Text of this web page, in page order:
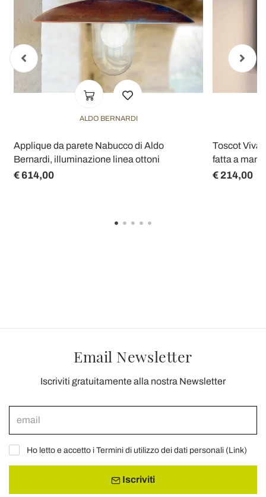
ALDO BERNARDI
Applique da parete Nabucco di Aldo
Bernardi, illuminazione linea ottoni
€ 614,00
Toscot
fatta a
€ 214,00
Email Newsletter
Iscriviti gratuitamente alla nostra Newsletter
Ho letto e accetto i Termini di utilizzo dei dati personali (Link)
Iscriviti